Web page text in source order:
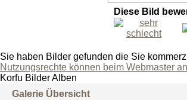
Diese Bild
Sie haben Bilder gefunden die Sie
Nutzungsrechte können beim Webmaster
Korfu Bilder Alben
Galerie Übersicht